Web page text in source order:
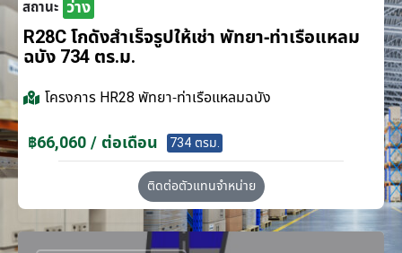
สถานะ ว่าง
R28C โกดังสำเร็จรูปให้เช่า พัทยา-ท่าเรือแหลม
ฉบัง 734 ตร.ม.
โครงการ HR28 พัทยา-ท่าเรือแหลมฉบัง
฿66,060 / ต่อเดือน 734 ตรม.
ติดต่อตัวแทนจำหน่าย